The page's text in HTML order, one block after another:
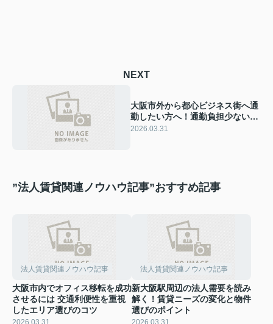
NEXT
大阪市外から都心ビジネス街へ通
勤したい方へ！通勤負担少ないエ
リア選びのポイントを紹介
2026.03.31
”法人賃貸関連ノウハウ記事”おすすめ記事
法人賃貸関連ノウハウ記事
大阪市内でオフィス移転を成功
させるには 交通利便性を重視
したエリア選びのコツ
2026.03.31
法人賃貸関連ノウハウ記事
新大阪駅周辺の法人需要を読み
解く！賃貸ニーズの変化と物件
選びのポイント
2026.03.31